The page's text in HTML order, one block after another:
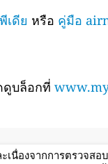
เดีย หรือ คู่มือ
ดูบล็อกที่
นื่องจากการตรวจสอ